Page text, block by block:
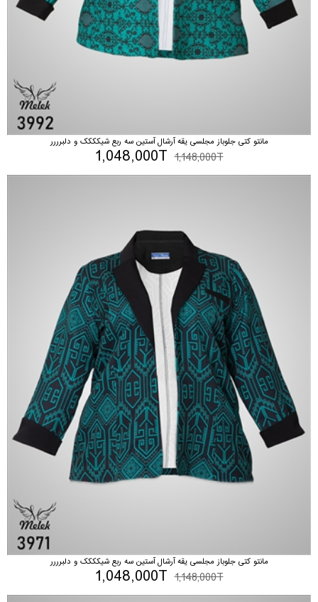
مانتو کتی جلوباز مجلسی یقه آرشال آستین سه ربع شیکککک و دلبرررر
1,148,000T
1,048,000T
مانتو کتی جلوباز مجلسی یقه آرشال آستین سه ربع شیکککک و دلبرررر
1,148,000T
1,048,000T